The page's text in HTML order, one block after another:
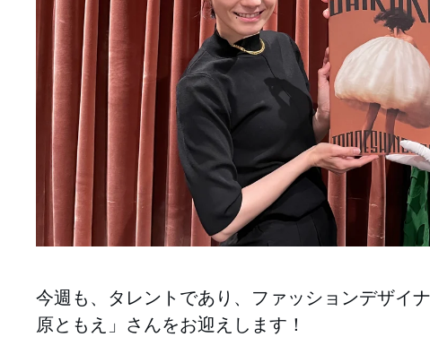
今週も、タレントであり、ファッションデザイ
原ともえ」さんをお迎えします！